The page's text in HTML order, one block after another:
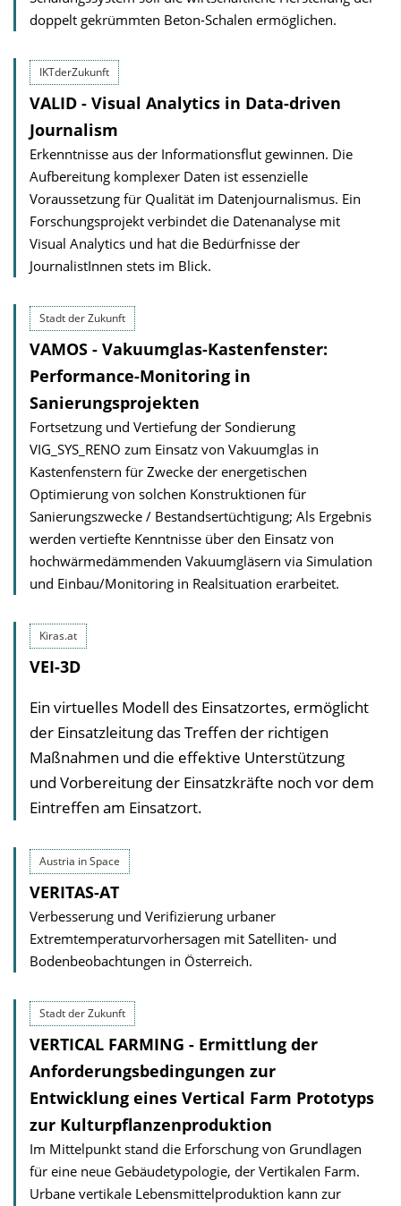
doppelt gekrümmten Beton-Schalen ermöglichen.
IKTderZukunft
VALID - Visual Analytics in Data-driven
Journalism
Erkenntnisse aus der Informationsflut gewinnen. Die
Aufbereitung komplexer Daten ist essenzielle
Voraussetzung für Qualität im Datenjournalismus. Ein
Forschungsprojekt verbindet die Datenanalyse mit
Visual Analytics und hat die Bedürfnisse der
JournalistInnen stets im Blick.
Stadt der Zukunft
VAMOS - Vakuumglas-Kastenfenster:
Performance-Monitoring in
Sanierungsprojekten
Fortsetzung und Vertiefung der Sondierung
VIG_SYS_RENO zum Einsatz von Vakuumglas in
Kastenfenstern für Zwecke der energetischen
Optimierung von solchen Konstruktionen für
Sanierungszwecke / Bestandsertüchtigung; Als Ergebnis
werden vertiefte Kenntnisse über den Einsatz von
hochwärmedämmenden Vakuumgläsern via Simulation
und Einbau/Monitoring in Realsituation erarbeitet.
Kiras.at
VEI-3D
Ein virtuelles Modell des Einsatzortes, ermöglicht
der Einsatzleitung das Treffen der richtigen
Maßnahmen und die effektive Unterstützung
und Vorbereitung der Einsatzkräfte noch vor dem
Eintreffen am Einsatzort.
Austria in Space
VERITAS-AT
Verbesserung und Verifizierung urbaner
Extremtemperaturvorhersagen mit Satelliten- und
Bodenbeobachtungen in Österreich.
Stadt der Zukunft
VERTICAL FARMING - Ermittlung der
Anforderungs­bedingungen zur
Entwicklung eines Vertical Farm Prototyps
zur Kulturpflanzenproduktion
Im Mittelpunkt stand die Erforschung von Grundlagen
für eine neue Gebäudetypologie, der Vertikalen Farm.
Urbane vertikale Lebensmittelproduktion kann zur